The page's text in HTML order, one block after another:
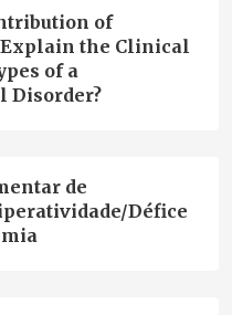
of
the Clinical
of a
Disorder?
de
Défice